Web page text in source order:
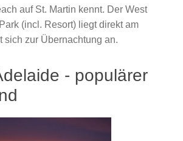
auf St. Martin kennt. Der West
(incl. Resort) liegt direkt am
sich zur Übernachtung an.
- populärer